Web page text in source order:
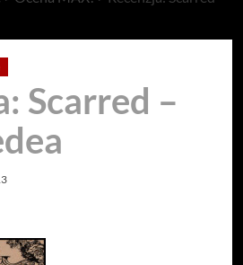
Scarred –